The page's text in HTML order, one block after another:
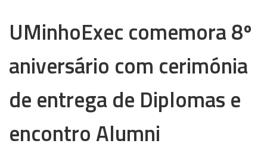
UMinhoExec comemora 8º
aniversário com cerimónia
de entrega de Diplomas e
encontro Alumni